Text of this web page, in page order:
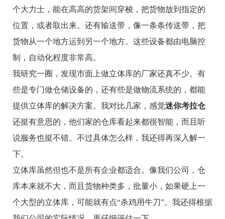
个大力士，能在高高的货架间穿梭，把货物放到指定的
位置，或者取出来。还有输送带，像一条条传送带，把
货物从一个地方运到另一个地方。这些设备都由电脑控
制，自动化程度非常高。
我研究一圈，发现市面上做立体库的厂家还真不少。有
些是专门做仓储设备的，还有些是做物流系统的，都能
提供立体库的解决方案。我对比几家，感觉迷你考拉仓
还挺有意思的，他们家的仓库看起来都很智能，而且听
说服务也挺不错。不过具体怎么样，我还得再深入解一
下。
立体库虽然但也不是所有企业都适合。像我们公司，仓
库本来就不大，而且货物种类多，批量小，如果硬上一
个大型的立体库，可能就有点“杀鸡用牛刀”。我还得根据